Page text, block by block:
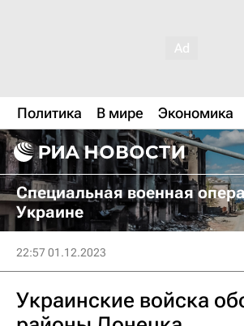
Политика В мире Экономика
Специальная военная
Украине
22:57 01.12.2023
Украинские войска